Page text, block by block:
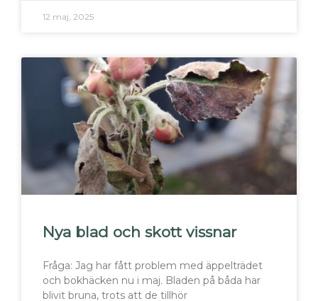
12 maj, 2025
Nya blad och skott vissnar
Fråga: Jag har fått problem med äppelträdet
och bokhäcken nu i maj. Bladen på båda har
blivit bruna, trots att de tillhör